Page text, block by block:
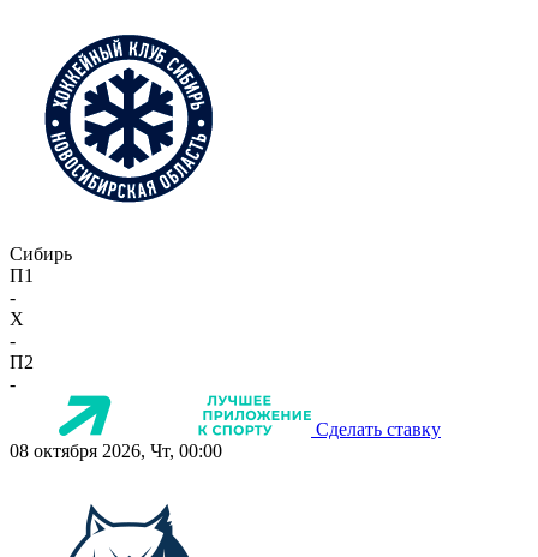
Сибирь
П1
-
X
-
П2
-
Сделать ставку
08 октября 2026, Чт, 00:00